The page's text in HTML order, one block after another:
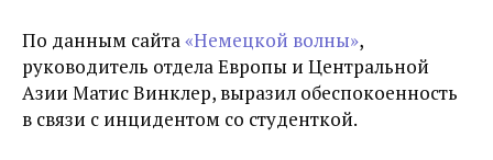
По данным сайта«Немецкой волны»,
руководитель отдела Европы и Центральной
Азии Матис Винклер, выразил обеспокоенность
в связи с инцидентом со студенткой.